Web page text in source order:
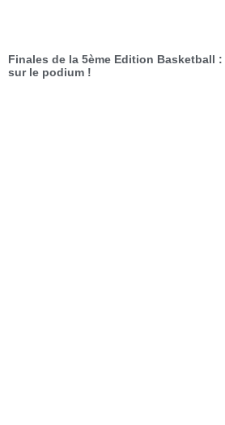
Finales de la 5ème Edition Basketball :
sur le podium !